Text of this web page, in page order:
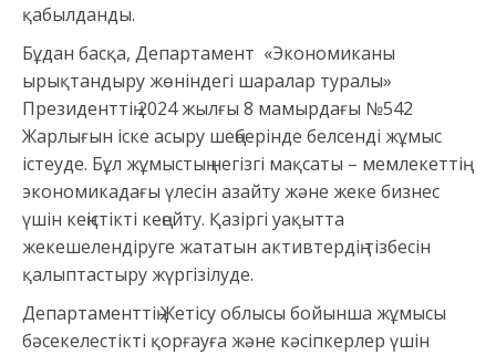
қабылданды.
Бұдан басқа, Департамент «Экономиканы
ырықтандыру жөніндегі шаралар туралы»
Президенттің 2024 жылғы 8 мамырдағы №542
Жарлығын іске асыру шеңберінде белсенді жұмыс
істеуде. Бұл жұмыстың негізгі мақсаты – мемлекеттің
экономикадағы үлесін азайту және жеке бизнес
үшін кеңістікті кеңейту. Қазіргі уақытта
жекешелендіруге жататын активтердің тізбесін
қалыптастыру жүргізілуде.
Департаменттің Жетісу облысы бойынша жұмысы
бәсекелестікті қорғауға және кәсіпкерлер үшін